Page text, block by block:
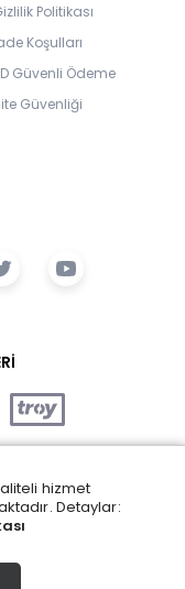
Politikası
Koşulları
Güvenli Ödeme
Güvenliği
hizmet
Detaylar: